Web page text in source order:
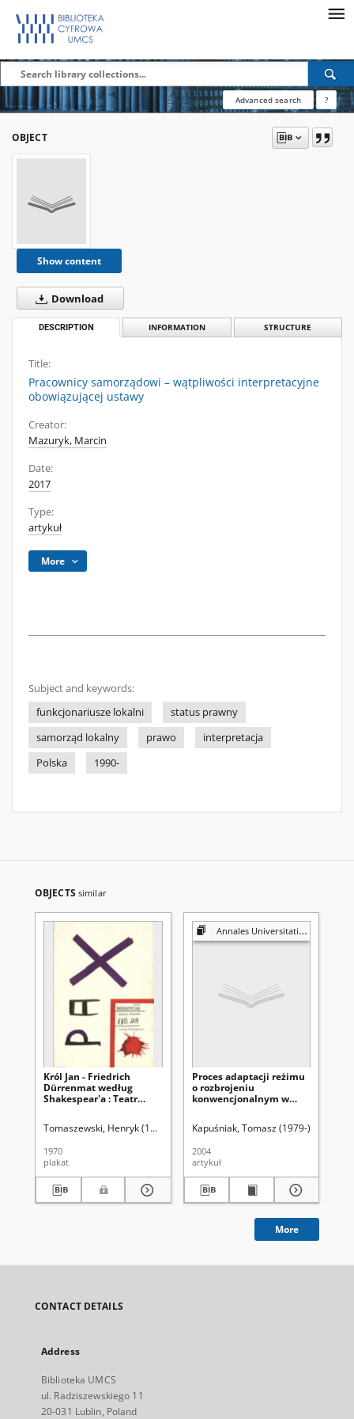
Advanced search ?
OBJECT
Show content
Download
DESCRIPTION INFORMATION STRUCTURE
Title:
Pracownicy samorządowi – wątpliwości interpretacyjne
obowiązującej ustawy
Creator:
Mazuryk, Marcin
Date:
2017
Type:
artykuł
More
Subject and keywords:
funkcjonariusze lokalni
status prawny
samorząd lokalny
prawo
interpretacja
Polska
1990-
OBJECTS similar
Król Jan - Friedrich
Dürrenmat według
Shakespear'a : Teatr
Tomaszewski, Henryk (1914-2005)
1970
plakat
Annales Universitatis Mariae Curie-Skłodowska. Sectio K, Politologia
Proces adaptacji reżimu
o rozbrojeniu
konwencjonalnym w
Kapuśniak, Tomasz (1979-)
2004
artykuł
More
CONTACT DETAILS
Address
Biblioteka UMCS
ul. Radziszewskiego 11
20-031 Lublin, Poland